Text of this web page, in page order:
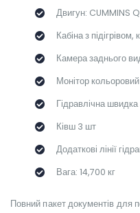
Двигун: CUMMINS
Кабіна з
Камера заднього
Монітор кольоровий
Гідравлічна
Ківш 3 шт
Додаткові лінії
Вага: 14,700 кг
Повний пакет документів для